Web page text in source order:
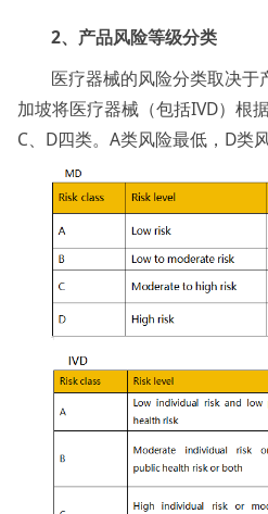
2、产品风险等级分类
医疗器械的风险分类取决
加坡将医疗器械（包括IVD）根
C、D四类。A类风险最低，D类